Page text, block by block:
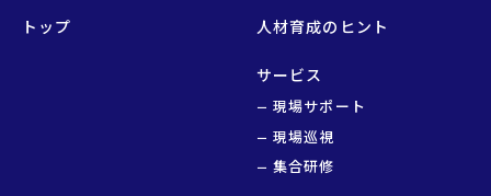
トップ 人材育成のヒント
サービス
現場サポート
現場巡視
集合研修